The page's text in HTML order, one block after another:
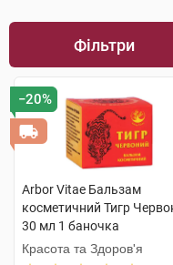
Фільтри
−20%
Arbor Vitae Бальзам
косметичний Тигр
30 мл 1 баночка
Красота та Здоров'я